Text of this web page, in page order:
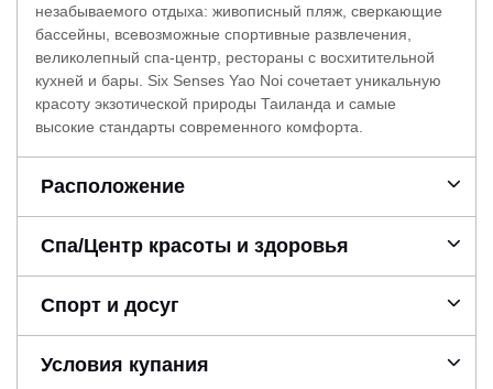
незабываемого отдыха: живописный пляж, сверкающие
бассейны, всевозможные спортивные развлечения,
великолепный спа-центр, рестораны с восхитительной
кухней и бары. Six Senses Yao Noi сочетает уникальную
красоту экзотической природы Таиланда и самые
высокие стандарты современного комфорта.
Расположение
Спа/Центр красоты и здоровья
Спорт и досуг
Условия купания